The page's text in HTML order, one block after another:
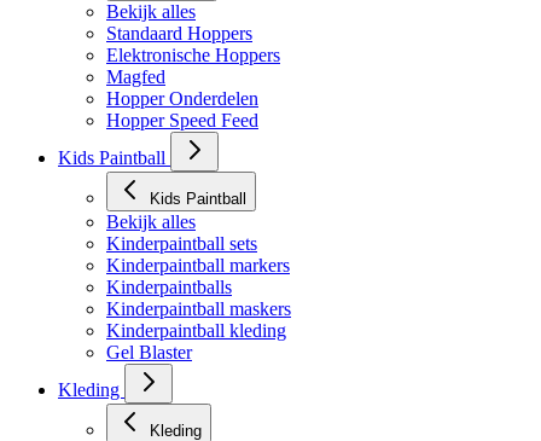
Bekijk alles
Standaard Hoppers
Elektronische Hoppers
Magfed
Hopper Onderdelen
Hopper Speed Feed
Kids Paintball
Kids Paintball
Bekijk alles
Kinderpaintball sets
Kinderpaintball markers
Kinderpaintballs
Kinderpaintball maskers
Kinderpaintball kleding
Gel Blaster
Kleding
Kleding